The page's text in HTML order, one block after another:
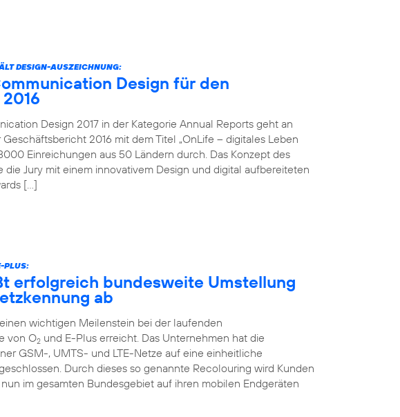
DESIGN-AUSZEICHNUNG:
Design für den
Design 2017 in der Kategorie Annual Reports geht an
2016 mit dem Titel „OnLife – digitales Leben
Einreichungen aus 50 Ländern durch. Das Konzept des
die Jury mit einem innovativem Design und digital aufbereiteten
[…]
PLUS:
erfolgreich bundesweite Umstellung
ab
wichtigen Meilenstein bei der laufenden
von O2 und E-Plus erreicht. Das Unternehmen hat die
GSM-, UMTS- und LTE-Netze auf eine einheitliche
Durch dieses so genannte Recolouring wird Kunden
im gesamten Bundesgebiet auf ihren mobilen Endgeräten